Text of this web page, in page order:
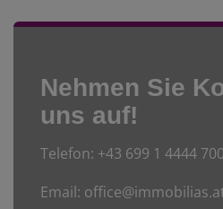
Nehmen Sie
uns auf!
Telefon: +43 699 1 4444 700
Email: